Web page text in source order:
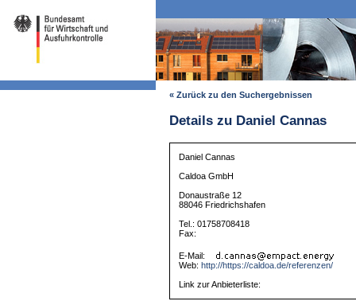
« Zurück zu den Suchergebnissen
Details zu Daniel Cannas
Daniel Cannas
Caldoa GmbH
Donaustraße 12
88046 Friedrichshafen
Tel.: 01758708418
Fax:
E-Mail:
Web: http://https://caldoa.de/referenzen/
Link zur Anbieterliste: